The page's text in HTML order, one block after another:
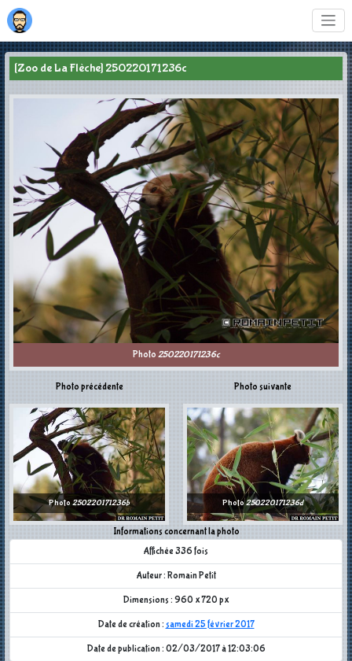
[Zoo de La Flèche] 250220171236c
Photo 250220171236c
Photo précédente
Photo 250220171236b
Informations concernant la photo
Affichée 336 fois
Auteur : Romain Petit
Dimensions : 960 x 720 px
Date de création : samedi 25 février 2017
Date de publication : 02/03/2017 à 12:03:06
Photo suivante
Photo250220171236d